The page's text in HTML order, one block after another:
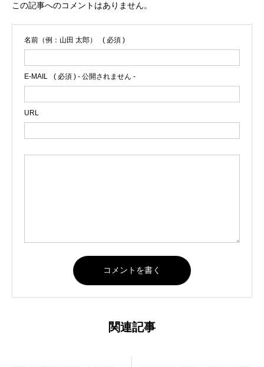
この記事へのコメントはありません。
名前（例：山田 太郎） ( 必須 )
E-MAIL ( 必須 ) - 公開されません -
URL
関連記事